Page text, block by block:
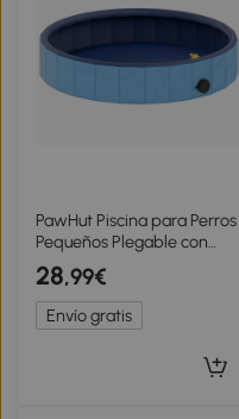
PawHut Piscina para Perros
Pequeños Plegable con
Aspersor de PVC
Antideslizante Resistente al
Desgaste Ø80x20 cm Azul
Claro
28,99€
Envío gratis